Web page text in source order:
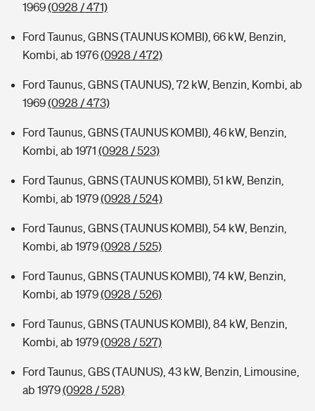
1969(0928 / 471)
Ford Taunus, GBNS (TAUNUS KOMBI), 66 kW, Benzin,
Kombi, ab 1976(0928 / 472)
Ford Taunus, GBNS (TAUNUS), 72 kW, Benzin, Kombi, ab
1969(0928 / 473)
Ford Taunus, GBNS (TAUNUS KOMBI), 46 kW, Benzin,
Kombi, ab 1971 (0928 / 523)
Ford Taunus, GBNS (TAUNUS KOMBI), 51 kW, Benzin,
Kombi, ab 1979(0928 / 524)
Ford Taunus, GBNS (TAUNUS KOMBI), 54 kW, Benzin,
Kombi, ab 1979(0928 / 525)
Ford Taunus, GBNS (TAUNUS KOMBI), 74 kW, Benzin,
Kombi, ab 1979(0928 / 526)
Ford Taunus, GBNS (TAUNUS KOMBI), 84 kW, Benzin,
Kombi, ab 1979(0928 / 527)
Ford Taunus, GBS (TAUNUS), 43 kW, Benzin, Limousine,
ab 1979(0928 / 528)